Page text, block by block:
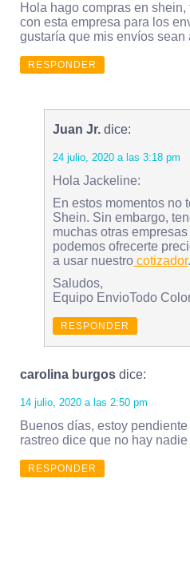
Hola hago compras en
con esta empresa para los
gustaría que mis envíos sean
RESPONDER
Juan Jr. dice:
24 julio, 2020 a las 3:18 pm
Hola Jackeline:
En estos momentos no
Shein. Sin embargo,
muchas otras
podemos ofrecerte
a usar nuestro cotizador.
Saludos,
Equipo EnvioTodo
RESPONDER
carolina burgos dice:
14 julio, 2020 a las 2:50 pm
Buenos días, estoy
rastreo dice que no hay
RESPONDER